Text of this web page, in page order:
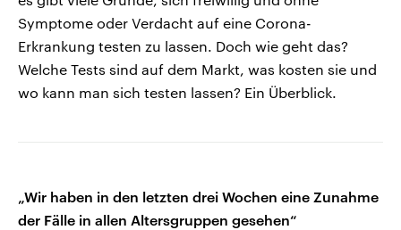
Symptome oder Verdacht auf eine Corona-
Erkrankung testen zu lassen. Doch wie geht das?
Welche Tests sind auf dem Markt, was kosten sie und
wo kann man sich testen lassen? Ein Überblick.
„Wir haben in den letzten drei Wochen eine Zunahme
der Fälle in allen Altersgruppen gesehen“